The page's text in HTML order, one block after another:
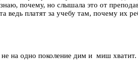
почему, но слышала это от
платят за учебу там, почему их
на одно поколение дим и миш